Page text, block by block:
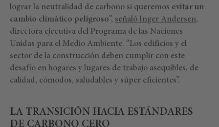
lograr la neutralidad de carbono si queremos evitar un
cambio climático peligroso”, señaló Inger Andersen,
directora ejecutiva del Programa de las Naciones
Unidas para el Medio Ambiente. “Los edificios y el
sector de la construcción deben cumplir con este
desafío en hogares y lugares de trabajo asequibles, de
calidad, cómodos, saludables y súper eficientes”.
LA TRANSICIÓN HACIA ESTÁNDARES
DE CARBONO CERO